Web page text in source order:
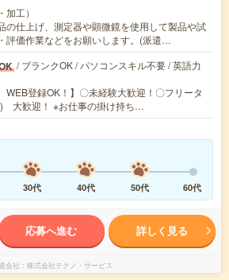
加工）
の仕上げ、測定器や顕微鏡を使用して製品や試
評価作業などをお願いします。(派遣…
/ ブランクOK / パソコンスキル不要 / 英語力
WEB登録OK！】〇未経験大歓迎！〇フリータ
) 大歓迎！ ※お仕事の掛け持ち…
30代 40代 50代 60代
応募へ進む 詳しく見る
会社 株式会社テクノ・サービス